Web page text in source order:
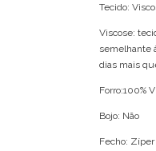
Tecido:
Viscose:
semelhante
dias mais
Forro:100%
Bojo: Não
Fecho: